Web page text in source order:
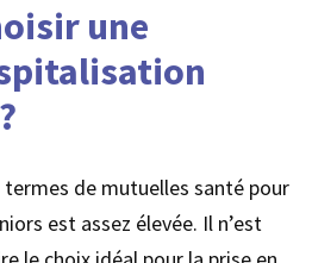
une
termes de mutuelles santé pour
est assez élevée. Il n’est